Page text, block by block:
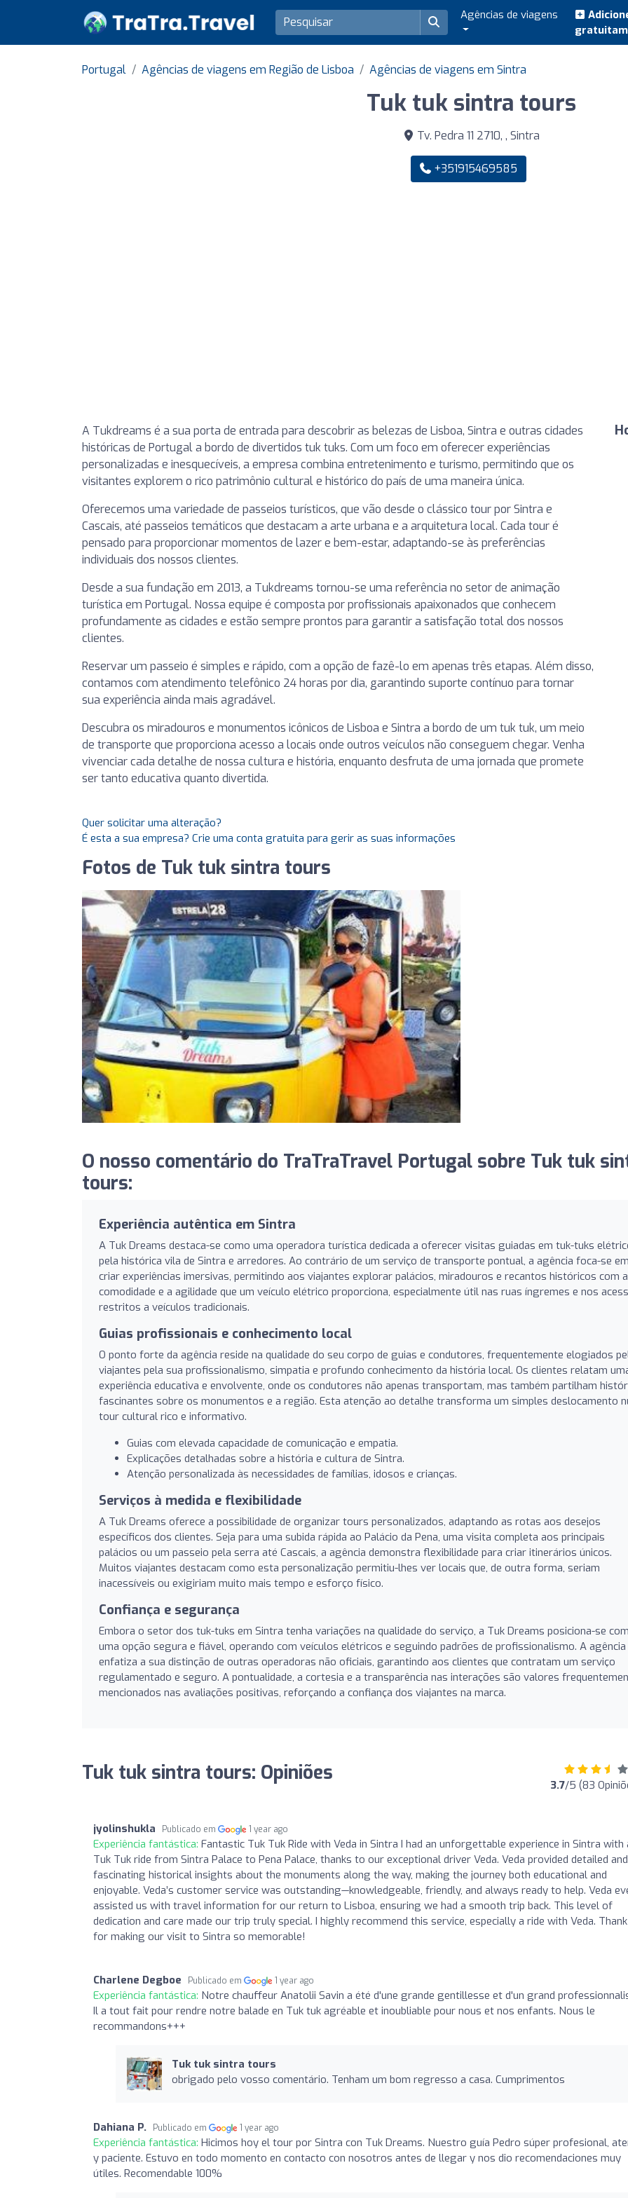
Agências de viagens
Portugal Agências de viagens em Região de Lisboa Agências de viagens em Sintra
Tuk tuk sintra tours
Tv. Pedra 11 2710, , Sintra
+351915469585
A Tukdreams é a sua porta de entrada para descobrir as belezas de Lisboa, Sintra e outras cidades
históricas de Portugal a bordo de divertidos tuk tuks. Com um foco em oferecer experiências
personalizadas e inesquecíveis, a empresa combina entretenimento e turismo, permitindo que os
visitantes explorem o rico patrimônio cultural e histórico do país de uma maneira única.
Oferecemos uma variedade de passeios turísticos, que vão desde o clássico tour por Sintra e
Cascais, até passeios temáticos que destacam a arte urbana e a arquitetura local. Cada tour é
pensado para proporcionar momentos de lazer e bem-estar, adaptando-se às preferências
individuais dos nossos clientes.
Desde a sua fundação em 2013, a Tukdreams tornou-se uma referência no setor de animação
turística em Portugal. Nossa equipe é composta por profissionais apaixonados que conhecem
profundamente as cidades e estão sempre prontos para garantir a satisfação total dos nossos
clientes.
Reservar um passeio é simples e rápido, com a opção de fazê-lo em apenas três etapas. Além disso,
contamos com atendimento telefônico 24 horas por dia, garantindo suporte contínuo para tornar
sua experiência ainda mais agradável.
Descubra os miradouros e monumentos icônicos de Lisboa e Sintra a bordo de um tuk tuk, um meio
de transporte que proporciona acesso a locais onde outros veículos não conseguem chegar. Venha
vivenciar cada detalhe de nossa cultura e história, enquanto desfruta de uma jornada que promete
ser tanto educativa quanto divertida.
Quer solicitar uma alteração?
É esta a sua empresa? Crie uma conta gratuita para gerir as suas informações
Fotos de Tuk tuk sintra tours
O nosso comentário do TraTraTravel Portugal sobre Tuk tuk
tours:
Experiência autêntica em Sintra
A Tuk Dreams destaca-se como uma operadora turística dedicada a oferecer visitas guiadas em tuk-tuks
pela histórica vila de Sintra e arredores. Ao contrário de um serviço de transporte pontual, a agência foca-se em
criar experiências imersivas, permitindo aos viajantes explorar palácios, miradouros e recantos históricos com a
comodidade e a agilidade que um veículo elétrico proporciona, especialmente útil nas ruas íngremes e nos
restritos a veículos tradicionais.
Guias profissionais e conhecimento local
O ponto forte da agência reside na qualidade do seu corpo de guias e condutores, frequentemente elogiados
viajantes pela sua profissionalismo, simpatia e profundo conhecimento da história local. Os clientes relatam
experiência educativa e envolvente, onde os condutores não apenas transportam, mas também partilham
fascinantes sobre os monumentos e a região. Esta atenção ao detalhe transforma um simples deslocamento
tour cultural rico e informativo.
Guias com elevada capacidade de comunicação e empatia.
Explicações detalhadas sobre a história e cultura de Sintra.
Atenção personalizada às necessidades de famílias, idosos e crianças.
Serviços à medida e flexibilidade
A Tuk Dreams oferece a possibilidade de organizar tours personalizados, adaptando as rotas aos desejos
específicos dos clientes. Seja para uma subida rápida ao Palácio da Pena, uma visita completa aos principais
palácios ou um passeio pela serra até Cascais, a agência demonstra flexibilidade para criar itinerários únicos.
Muitos viajantes destacam como esta personalização permitiu-lhes ver locais que, de outra forma, seriam
inacessíveis ou exigiriam muito mais tempo e esforço físico.
Confiança e segurança
Embora o setor dos tuk-tuks em Sintra tenha variações na qualidade do serviço, a Tuk Dreams posiciona-se
uma opção segura e fiável, operando com veículos elétricos e seguindo padrões de profissionalismo. A agência
enfatiza a sua distinção de outras operadoras não oficiais, garantindo aos clientes que contratam um serviço
regulamentado e seguro. A pontualidade, a cortesia e a transparência nas interações são valores
mencionados nas avaliações positivas, reforçando a confiança dos viajantes na marca.
Tuk tuk sintra tours: Opiniões 3.7/5 (83
jyolinshukla Publicado em 1 year ago
Experiência fantástica: Fantastic Tuk Tuk Ride with Veda in Sintra I had an unforgettable experience in Sintra with
Tuk Tuk ride from Sintra Palace to Pena Palace, thanks to our exceptional driver Veda. Veda provided detailed and
fascinating historical insights about the monuments along the way, making the journey both educational and
enjoyable. Veda’s customer service was outstanding—knowledgeable, friendly, and always ready to help. Veda
assisted us with travel information for our return to Lisboa, ensuring we had a smooth trip back. This level of
dedication and care made our trip truly special. I highly recommend this service, especially a ride with Veda.
for making our visit to Sintra so memorable!
Charlene Degboe Publicado em 1 year ago
Experiência fantástica: Notre chauffeur Anatolii Savin a été d'une grande gentillesse et d'un grand
Il a tout fait pour rendre notre balade en Tuk tuk agréable et inoubliable pour nous et nos enfants. Nous le
recommandons+++
Tuk tuk sintra tours
obrigado pelo vosso comentário. Tenham um bom regresso a casa. Cumprimentos
Dahiana P. Publicado em 1 year ago
Experiência fantástica: Hicimos hoy el tour por Sintra con Tuk Dreams. Nuestro guía Pedro súper profesional,
y paciente. Estuvo en todo momento en contacto con nosotros antes de llegar y nos dio recomendaciones muy
útiles. Recomendable 100%